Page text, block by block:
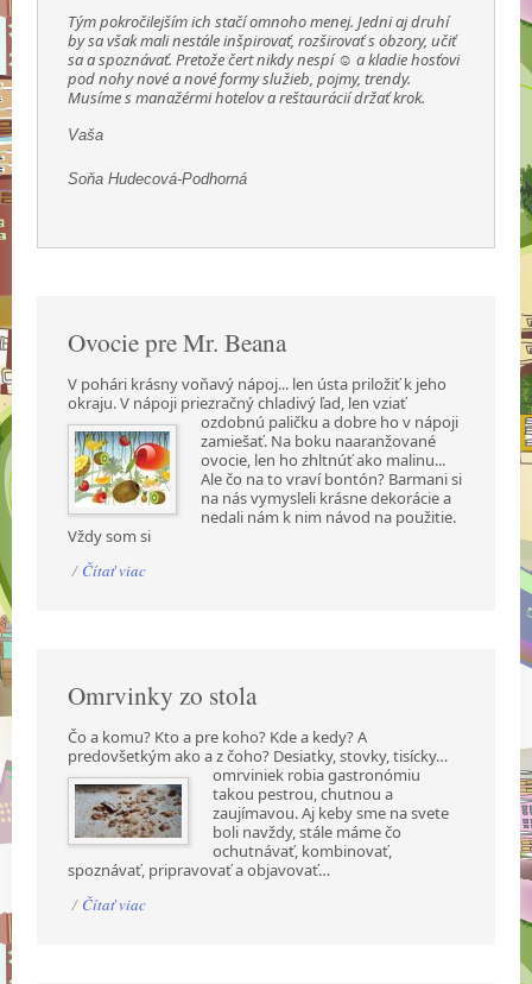
Tým pokročilejším ich stačí omnoho menej. Jedni aj druhí
by sa však mali nestále inšpirovať, rozširovať s obzory, učiť
sa a spoznávať. Pretože čert nikdy nespí ☺ a kladie hosťovi
pod nohy nové a nové formy služieb, pojmy, trendy.
Musíme s manažérmi hotelov a reštaurácií držať krok.
Vaša
Soňa Hudecová-Podhorná
Ovocie pre Mr. Beana
V pohári krásny voňavý nápoj... len ústa priložiť k jeho
okraju. V nápoji priezračný chladivý ľad, len vziať
ozdobnú paličku a dobre ho v nápoji
zamiešať. Na boku naaranžované
ovocie, len ho zhltnúť ako malinu...
Ale čo na to vraví bontón? Barmani si
na nás vymysleli krásne dekorácie a
nedali nám k nim návod na použitie.
Vždy som si
/ Čítať viac
Omrvinky zo stola
Čo a komu? Kto a pre koho? Kde a kedy? A
predovšetkým ako a z čoho? Desiatky, stovky,tisícky…
omrviniek robia gastronómiu
takou pestrou, chutnou a
zaujímavou. Aj keby sme na svete
boli navždy, stále máme čo
ochutnávať, kombinovať,
spoznávať, pripravovať a objavovať…
/ Čítať viac